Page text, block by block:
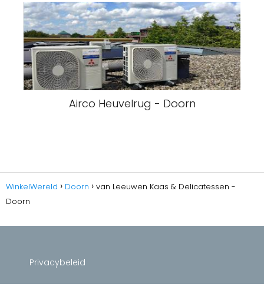
Airco Heuvelrug - Doorn
WinkelWereld Doorn
van Leeuwen Kaas & Delicatessen -
Doorn
Privacybeleid